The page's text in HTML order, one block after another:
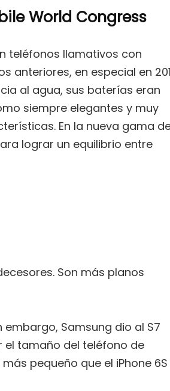
World Congress
teléfonos llamativos con
anteriores, en especial en
al agua, sus baterías eran
siempre elegantes y muy
En la nueva gama
lograr un equilibrio entre
Son más planos
embargo, Samsung dio al S7
tamaño del teléfono de
pequeño que el iPhone 6S